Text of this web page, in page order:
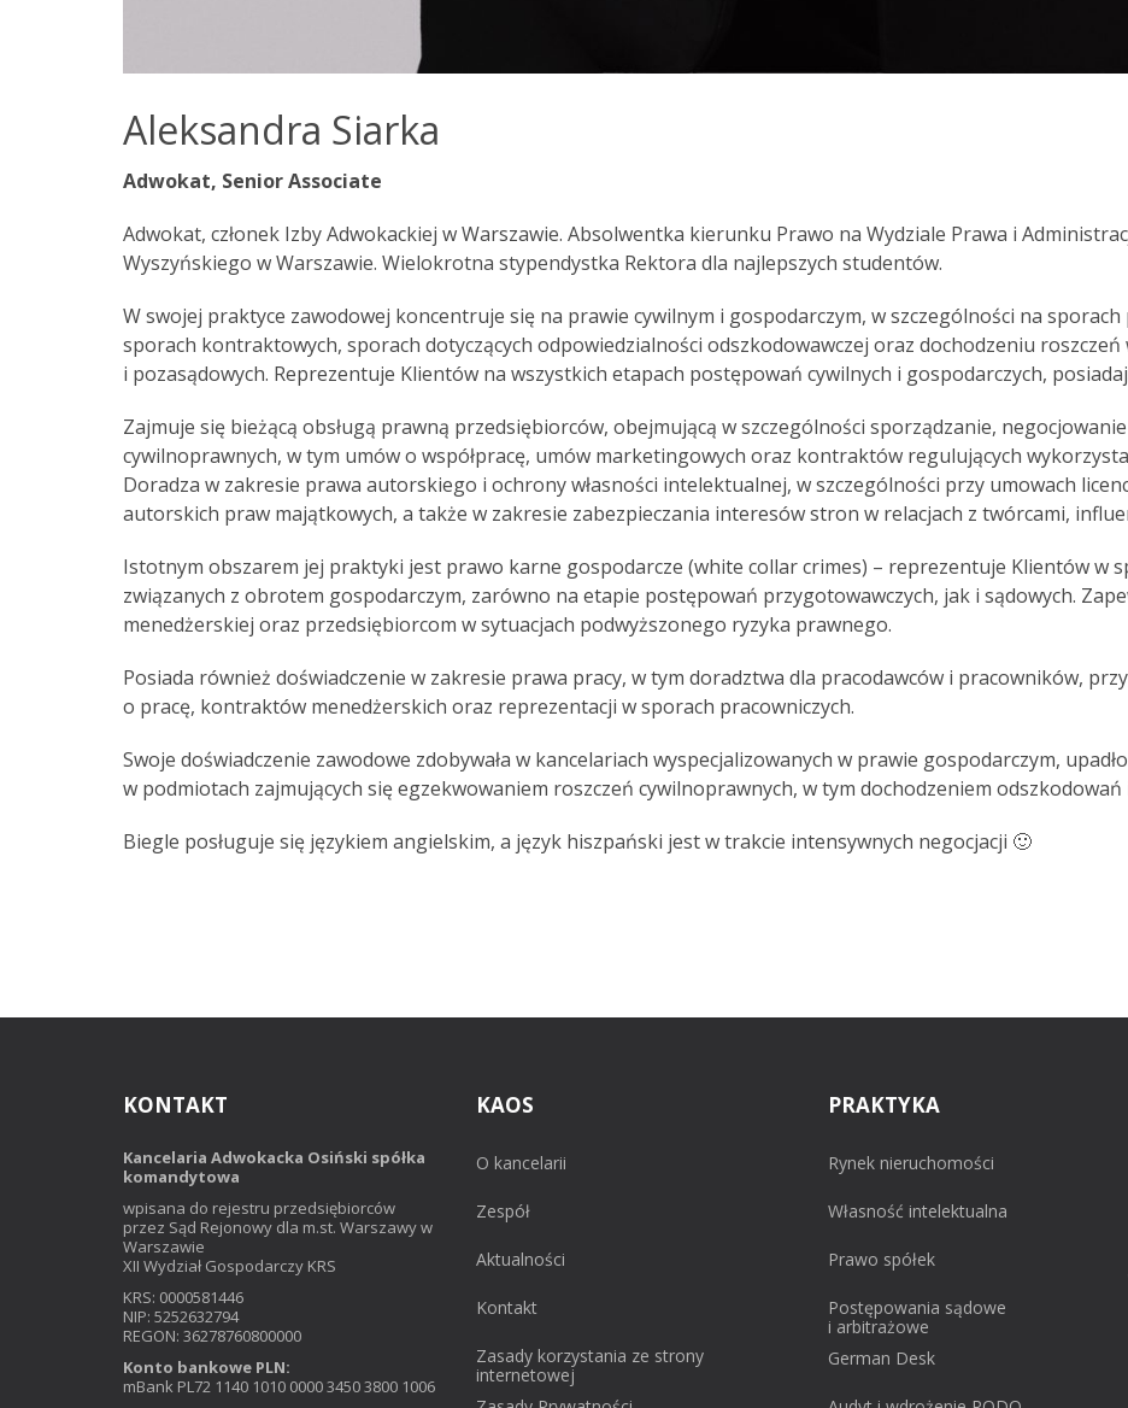
Aleksandra Siarka
Adwokat, Senior Associate
Adwokat, członek Izby Adwokackiej w Warszawie. Absolwentka kierunku Prawo na Wydziale Prawa i
Wyszyńskiego w Warszawie. Wielokrotna stypendystka Rektora dla najlepszych studentów.
W swojej praktyce zawodowej koncentruje się na prawie cywilnym i gospodarczym, w szczególności na
sporach kontraktowych, sporach dotyczących odpowiedzialności odszkodowawczej oraz dochodzeniu
i pozasądowych. Reprezentuje Klientów na wszystkich etapach postępowań cywilnych i gospodarczych,
Zajmuje się bieżącą obsługą prawną przedsiębiorców, obejmującą w szczególności sporządzanie,
cywilnoprawnych, w tym umów o współpracę, umów marketingowych oraz kontraktów regulujących
Doradza w zakresie prawa autorskiego i ochrony własności intelektualnej, w szczególności przy umowach
autorskich praw majątkowych, a także w zakresie zabezpieczania interesów stron w relacjach z twórcami,
Istotnym obszarem jej praktyki jest prawo karne gospodarcze (white collar crimes) – reprezentuje Klientów w
związanych z obrotem gospodarczym, zarówno na etapie postępowań przygotowawczych, jak i sądowych.
menedżerskiej oraz przedsiębiorcom w sytuacjach podwyższonego ryzyka prawnego.
Posiada również doświadczenie w zakresie prawa pracy, w tym doradztwa dla pracodawców i pracowników,
o pracę, kontraktów menedżerskich oraz reprezentacji w sporach pracowniczych.
Swoje doświadczenie zawodowe zdobywała w kancelariach wyspecjalizowanych w prawie gospodarczym,
w podmiotach zajmujących się egzekwowaniem roszczeń cywilnoprawnych, w tym dochodzeniem
Biegle posługuje się językiem angielskim, a język hiszpański jest w trakcie intensywnych negocjacji 🙂
KONTAKT
Kancelaria Adwokacka Osiński spółka
komandytowa
wpisana do rejestru przedsiębiorców
przez Sąd Rejonowy dla m.st. Warszawy w
Warszawie
XII Wydział Gospodarczy KRS
KRS: 0000581446
NIP: 5252632794
REGON: 36278760800000
Konto bankowe PLN:
mBank PL72 1140 1010 0000 3450 3800 1006
KAOS
O kancelarii
Zespół
Aktualności
Kontakt
Zasady korzystania ze strony
internetowej
PRAKTYKA
Rynek nieruchomości
Własność intelektualna
Prawo spółek
Postępowania sądowe
i arbitrażowe
German Desk